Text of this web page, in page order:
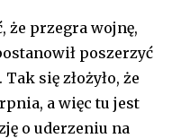
że przegra wojnę,
poszerzyć
się złożyło, że
a więc tu jest
o uderzeniu na